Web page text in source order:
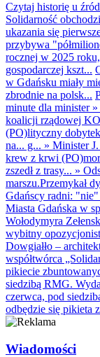
Czytaj historię u
Solidarność
ukazania się
przybywa
rocznej w 2025
gospodarczej kszt...
w Gdańsku miały
zbrodnie na polsk...
minute dla minister»
koalicji rządowej
(PO)lityczny
na... g... » Minister
krew z krwi
zszedł z trasy... »
marszu.Przemykał
Gdańscy radni:
Miasta Gdańska w
Wołodymyra
wybitny
Dowgiałło –
współtwórca
pikiecie
siedzibą RMG.
czerwca, pod
odbędzie się pikieta
Wiadomości